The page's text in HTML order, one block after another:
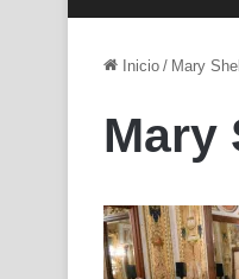
Inicio / Mary
Mary